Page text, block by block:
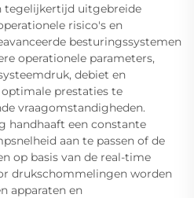
tegelijkertijd uitgebreide
risico's en
besturingssystemen
operationele parameters,
debiet en
prestaties te
vraagomstandigheden.
handhaaft een constante
aan te passen of de
op basis van de real-time
drukschommelingen worden
apparaten en